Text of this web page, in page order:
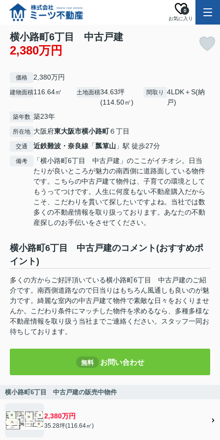
お気に入り
0
横小路町6丁目 中古戸建
2,380万円
価格 2,380万円
建物面積116.64㎡ 土地面積34.63坪
(114.50㎡)
間取り
4LDK＋S(納
戸)
築年数 築23年
所在地 大阪府東大阪市横小路町６丁目
交通 近鉄難波・奈良線 「瓢箪山 」駅 徒歩27分
備考
「横小路町6丁目 中古戸建」のここがイチオシ。日当
たりが良いところが魅力の南西側に道路面している物件
です。こちらの中古戸建て物件は、子育ての環境として
もうってつけです。人生に何度もない不動産購入だから
こそ、こだわりを貫いて探したいですよね。当社では数
多くの不動産情報を取り扱っております。あなたの不動
産探しのお手伝いをさせてください。
横小路町6丁目 中古戸建のコメント(おすすめポ
イント)
多くの方からご好評頂いている横小路町6丁目 中古戸建のご紹
介です。南西側道路なので日当りはもちろん風通しも良いのが魅
力です。綺麗な室内の中古戸建て物件で素敵な日々をおくりませ
んか。こだわり条件にマッチした物件を求めるなら、多種多様な
不動産情報を取り扱う当社までご連絡ください。スタッフ一同お
待ちしております。
無料 お問い合わせ
横小路町6丁目 中古戸建の販売中物件
2,380万円
35.28坪(116.64㎡)